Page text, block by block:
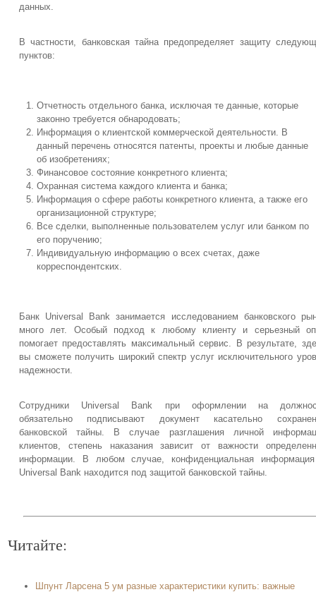
данных.
В частности, банковская тайна предопределяет защиту
пунктов:
Отчетность отдельного банка, исключая те данные, которые
законно требуется обнародовать;
Информация о клиентской коммерческой деятельности. В
данный перечень относятся патенты, проекты и любые данные
об изобретениях;
Финансовое состояние конкретного клиента;
Охранная система каждого клиента и банка;
Информация о сфере работы конкретного клиента, а также его
организационной структуре;
Все сделки, выполненные пользователем услуг или банком по
его поручению;
Индивидуальную информацию о всех счетах, даже
корреспондентских.
Банк Universal Bank занимается исследованием банковского
много лет. Особый подход к любому клиенту и серьезный
помогает предоставлять максимальный сервис. В результате,
вы сможете получить широкий спектр услуг исключительного
надежности.
Сотрудники Universal Bank при оформлении на
обязательно подписывают документ касательно
банковской тайны. В случае разглашения личной
клиентов, степень наказания зависит от важности
информации. В любом случае, конфиденциальная
Universal Bank находится под защитой банковской тайны.
Читайте:
Шпунт Ларсена 5 ум разные характеристики купить: важные